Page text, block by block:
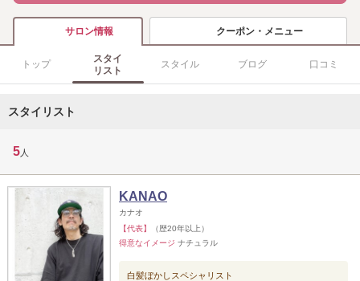
サロン情報 クーポン・メニュー
トップ
スタイ
リスト
スタイル ブログ 口コミ
スタイリスト
5 人
KANAO
カナオ
【代表】
（歴20年以上）
得意なイメージ ナチュラル
白髪ぼかしスペシャリスト